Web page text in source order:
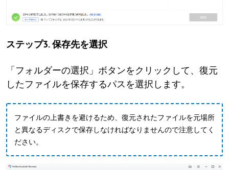
ステップ3. 保存先を選択
「フォルダーの選択」ボタンをクリックして、復元
したファイルを保存するパスを選択します。
ファイルの上書きを避けるため、復元されたファイルを元場所
と異なるディスクで保存しなければなりませんので注意してく
ださい。